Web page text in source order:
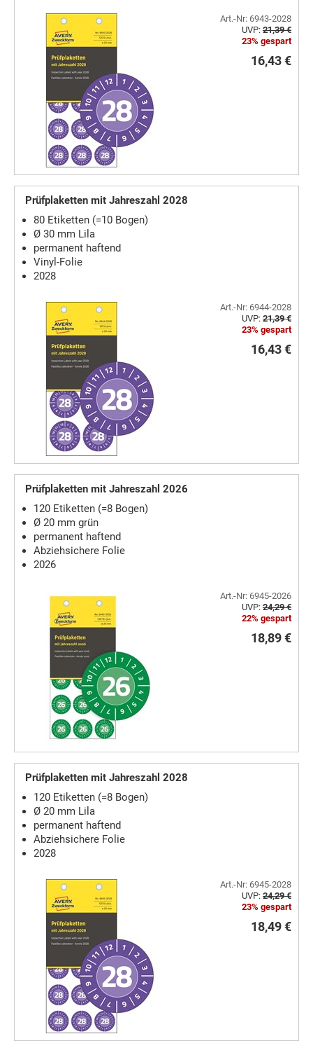
Art.-Nr: 6943-2028
UVP: 21,39 €
23% gespart
16,43 €
Prüfplaketten mit Jahreszahl 2028
80 Etiketten (=10 Bogen)
Ø 30 mm Lila
permanent haftend
Vinyl-Folie
2028
Art.-Nr: 6944-2028
UVP: 21,39 €
23% gespart
16,43 €
Prüfplaketten mit Jahreszahl 2026
120 Etiketten (=8 Bogen)
Ø 20 mm grün
permanent haftend
Abziehsichere Folie
2026
Art.-Nr: 6945-2026
UVP: 24,29 €
22% gespart
18,89 €
Prüfplaketten mit Jahreszahl 2028
120 Etiketten (=8 Bogen)
Ø 20 mm Lila
permanent haftend
Abziehsichere Folie
2028
Art.-Nr: 6945-2028
UVP: 24,29 €
23% gespart
18,49 €